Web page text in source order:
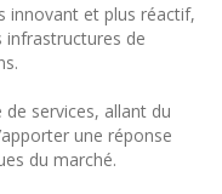
innovant et plus réactif,
infrastructures de
services, allant du
une réponse
du marché.